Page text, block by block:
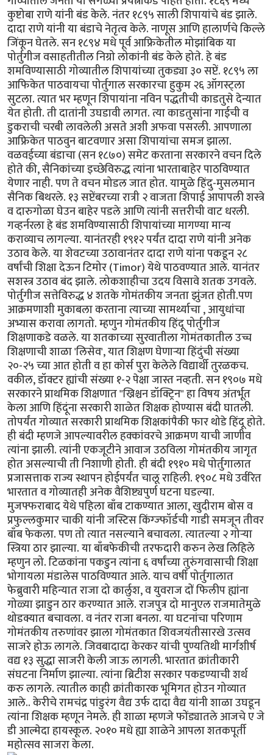
कुष्टोबा राणे यांनी बंड केले. नंतर १८९५ साली शिपायांचे बंड झाले.
दादा राणे यांनी या बंडाचे नेतृत्व केले. नाणूस आणि हालार्णचे किल्ले
जिंकून घेतले. सन १८९४ मधे पूर्व आफ्रिकेतील मोझांबिक या
पोर्तुगीज वसाहतीतील निग्रो लोकांनी बंड केले होते. हे बंड
शमविण्यासाठी गोव्यातील शिपायांच्या तुकड्या ३० सप्टें. १८९५ ला
आफिकेत पाठवायचा पोर्तुगाल सरकारचा हुकुम २६ ऑगस्ट्ला
सुटला. त्यात भर म्हणून शिपायांना नविन पद्धतीची काडतुसे देन्यात
येत होती. ती दातांनी उघडावी लागत. त्या काडतुसांना गाईची व
डुकराची चरबी लावलेली असते अशी अफवा पसरली. आपणाला
आफ्रिकेत पाठवुन बाटवणार असा शिपायांचा समज झाला.
वळवईच्या बंडाचा (सन १८७०) समेट करताना सरकारने वचन दिले
होते की, सैनिकांच्या इच्छेविरुद्ध त्यांना भारताबाहेर पाठविण्यात
येणार नाही. पण ते वचन मोडल जात होत. यामुळे हिंदु-मुसलमान
सैनिक बिथरले. १३ सप्टेंबरच्या रात्री २ वाजता शिपाई आपापली शस्त्रे
व दारुगोळा घेउन बाहेर पडले आणि त्यांनी सत्तरीची वाट धरली.
गव्हर्नरला हे बंड शमविण्यासाठी शिपायांच्या मागण्या मान्य
कराव्याच लागल्या. यानंतरही १९१२ पर्यंत दादा राणे यांनी अनेक
उठाव केले. या शेवटच्या उठावानंतर दादा राणे यांना पकडून २८
वर्षांची शिक्षा देऊन टिमोर (Timor) येथे पाठवण्यात आले. यानंतर
सशस्त्र उठाव बंद झाले. लोकशाहीचा उदय विसावे शतक उगवले.
पोर्तुगीज सत्तेविरुद्ध ४ शतके गोमंतकीय जनता झुंजत होती.पण
आक्रमणाशी मुकाबला करताना त्याच्या सामर्थ्याचा , आयुधांचा
अभ्यास करावा लागतो. म्हणुन गोमंतकीय हिंदू पोर्तुगीज
शिक्षणाकडे वळले. या शतकाच्या सुरवातीला गोमंतकातील उच्च
शिक्षणाची शाळा 'लिसेव', यात शिक्षण घेणार्‍या हिंदुंची संख्या
२०-२५ च्या आत होती व हा कोर्स पुरा केलेले विद्यार्थी तुरळकच.
वकील, डॉक्टर ह्यांची संख्या १-२ पेक्षा जास्त नव्हती. सन १९०७ मधे
सरकारने प्राथमिक शिक्षणात "ख्रिश्चन डॉक्ट्रिन" हा विषय अंतर्भूत
केला आणि हिंदूंना सरकारी शाळेत शिक्षक होण्यास बंदी घातली.
तोपर्यंत गोव्यात सरकारी प्राथमिक शिक्षकांपैकी फार थोडे हिंदू होते.
ही बंदी म्हणजे आपल्यावरील हक्कांवरचे आक्रमण याची जाणीव
त्यांना झाली. त्यांनी एकजूटीने आवाज उठविला गोमंतकीय जागृत
होत असल्याची ती निशाणी होती. ही बंदी १९१० मधे पोर्तुगालात
प्रजासत्ताक राज्य स्थापन होईपर्यंत चालू राहिली. १९०८ मधे उर्वरित
भारतात व गोव्यातही अनेक वैशिष्ट्यपुर्ण घटना घडल्या.
मुजफ्फराबाद येथे पहिला बाँब टाकण्यात आला, खुदीराम बोस व
प्रफुल्लकुमार चाकी यांनी जस्टिस किंग्ज्फॉर्डची गाडी समजून तीवर
बाँब फेकला. पण तो त्यात नसल्याने बचावला. त्यातल्या २ गोर्‍या
स्त्रिया ठार झाल्या. या बाँबफेकीची तरफदारी करुन लेख लिहिले
म्हणुन लो. टिळकांना पकडुन त्यांना ६ वर्षांच्या तुरुंगवासाची शिक्षा
भोगायला मंडालेस पाठविण्यात आले. याच वर्षी पोर्तुगालात
फेब्रुवारी महिन्यात राजा दो कार्लुश, व युवराज दों फिलीप ह्यांना
गोळ्या झाडुन ठार करण्यात आले. राजपुत्र दो मानुएल राजमातेमुळे
थोडक्यात बचावला. व नंतर राजा बनला. या घटनांचा परिणाम
गोमंतकीय तरुणांवर झाला गोमंतकात शिवजयंतीसारखे उत्सव
साजरे होऊ लागले. जिवबादादा केरकर यांची पुण्यतिथी मार्गशीर्ष
वद्य १३ सुद्धा साजरी केली जाऊ लागली. भारतात क्रांतीकारी
संघटना निर्माण झाल्या. त्यांना ब्रिटीश सरकार पकडण्याची शर्थ
करु लागले. त्यातील काही क्रांतीकारक भूमिगत होउन गोव्यात
आले.. केरीचे रामचंद्र पांडुरंग वैद्य उर्फ दादा वैद्य यांनी शाळा उघडून
त्यांना शिक्षक म्हणून नेमले. ही शाळा म्हणजे फोंड्यातले आजचे ए जे
डी आल्मेदा हायस्कूल. २०१० मधे ह्या शाळेने आपला शतकपूर्ती
महोत्सव साजरा केला.